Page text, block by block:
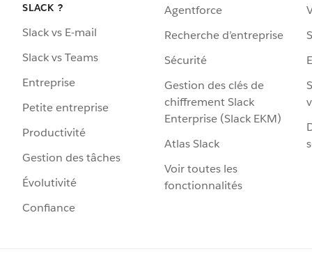
SLACK ?
Slack vs E-mail
Slack vs Teams
Entreprise
Petite entreprise
Productivité
Gestion des tâches
Évolutivité
Confiance
Agentforce
Recherche d’entreprise
Sécurité
Gestion des clés de
chiffrement Slack
Enterprise (Slack EKM)
Atlas Slack
Voir toutes les
fonctionnalités